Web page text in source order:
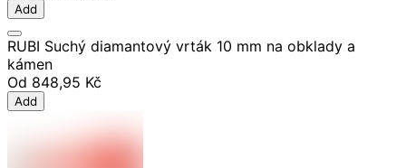
Add
RUBI Suchý diamantový vrták 10 mm na obklady a
kámen
Od 848,95 Kč
Add